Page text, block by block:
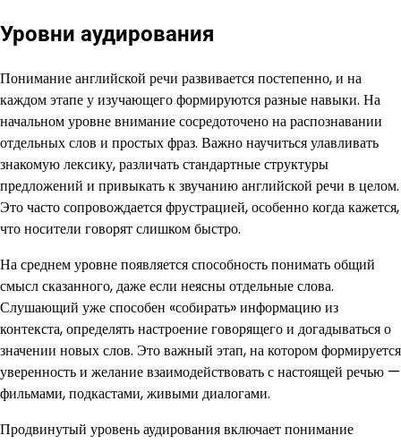
Уровни аудирования
Понимание английской речи развивается постепенно, и на
каждом этапе у изучающего формируются разные навыки. На
начальном уровне внимание сосредоточено на распознавании
отдельных слов и простых фраз. Важно научиться улавливать
знакомую лексику, различать стандартные структуры
предложений и привыкать к звучанию английской речи в целом.
Это часто сопровождается фрустрацией, особенно когда кажется,
что носители говорят слишком быстро.
На среднем уровне появляется способность понимать общий
смысл сказанного, даже если неясны отдельные слова.
Слушающий уже способен «собирать» информацию из
контекста, определять настроение говорящего и догадываться о
значении новых слов. Это важный этап, на котором формируется
уверенность и желание взаимодействовать с настоящей речью —
фильмами, подкастами, живыми диалогами.
Продвинутый уровень аудирования включает понимание